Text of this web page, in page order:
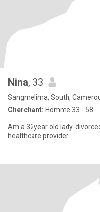
Nina, 33
Sangmélima, South,
Cherchant: Homme 33 - 58
Am a 32year old
healthcare provider.